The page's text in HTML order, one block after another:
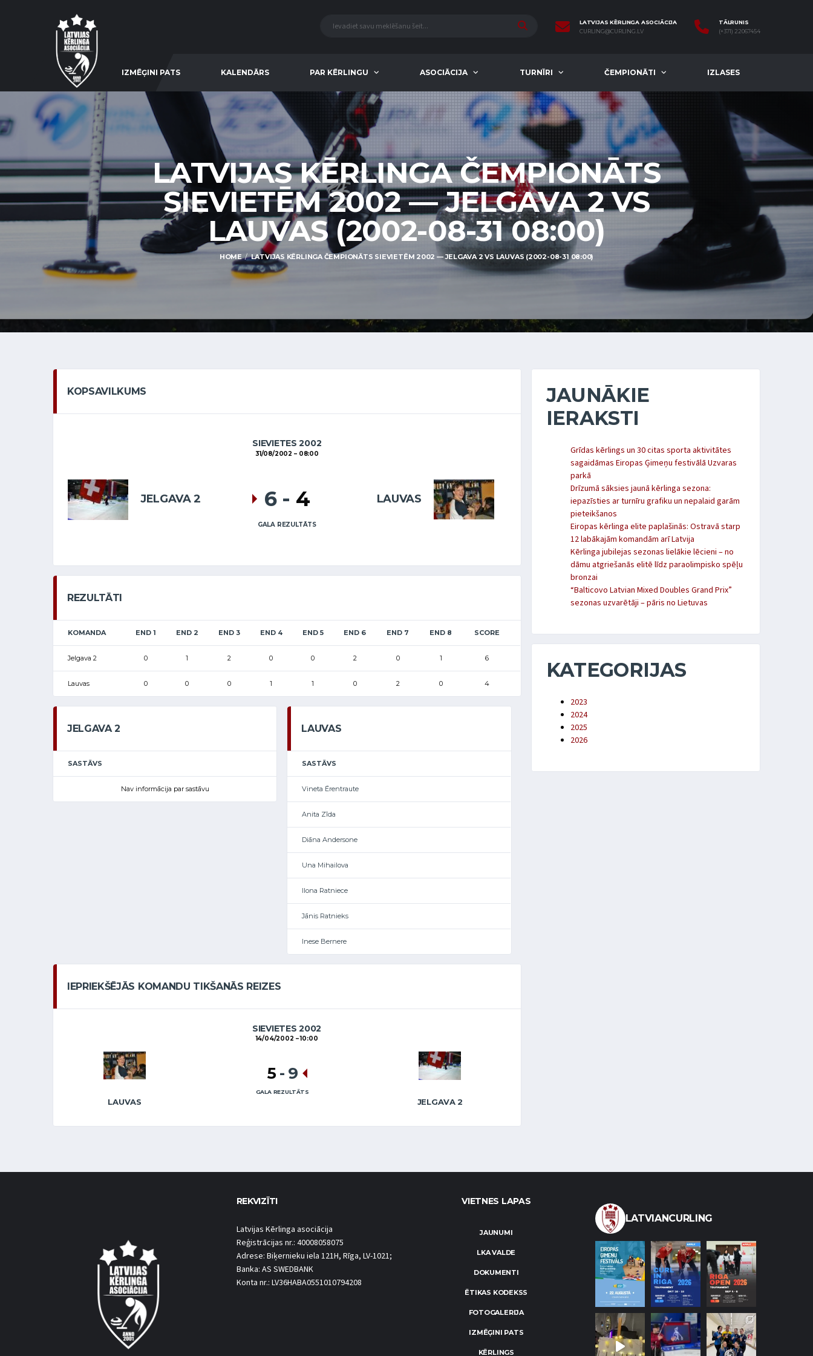
LATVIJAS KĒRLINGA ASOCIĀCIJA
CURLING@CURLING.LV
TĀLRUNIS
(+371) 22067454
IZMĒĢINI PATS KALENDĀRS PAR KĒRLINGU ASOCIĀCIJA TURNĪRI ČEMPIONĀTI IZLASES
LATVIJAS KĒRLINGA ČEMPIONĀTS
SIEVIETĒM 2002 — JELGAVA 2 VS
LAUVAS (2002-08-31 08:00)
HOME LATVIJAS KĒRLINGA ČEMPIONĀTS SIEVIETĒM 2002 — JELGAVA 2 VS LAUVAS (2002-08-31 08:00)
KOPSAVILKUMS
SIEVIETES 2002
31/08/2002 08:00
JELGAVA 2 LAUVAS
6 - 4
GALA REZULTĀTS
REZULTĀTI
KOMANDA END 1 END 2 END 3 END 4 END 5 END 6 END 7 END 8 SCORE
Jelgava 2 0 1 2 0 0 2 0 1 6
Lauvas 0 0 0 1 1 0 2 0 4
JELGAVA 2
SASTĀVS
Nav informācija par sastāvu
LAUVAS
SASTĀVS
Vineta Ērentraute
Anita Zīda
Diāna Andersone
Una Mihailova
Ilona Ratniece
Jānis Ratnieks
Inese Bernere
IEPRIEKŠĒJĀS KOMANDU TIKŠANĀS REIZES
SIEVIETES 2002
14/04/2002 10:00
LAUVAS JELGAVA 2
5 - 9
GALA REZULTĀTS
JAUNĀKIE
IERAKSTI
Grīdas kērlings un 30 citas sporta aktivitātes
sagaidāmas Eiropas Ģimeņu festivālā Uzvaras
parkā
Drīzumā sāksies jaunā kērlinga sezona:
iepazīsties ar turnīru grafiku un nepalaid garām
pieteikšanos
Eiropas kērlinga elite paplašinās: Ostravā starp
12 labākajām komandām arī Latvija
Kērlinga jubilejas sezonas lielākie lēcieni – no
dāmu atgriešanās elitē līdz paraolimpisko spēļu
bronzai
“Balticovo Latvian Mixed Doubles Grand Prix”
sezonas uzvarētāji – pāris no Lietuvas
KATEGORIJAS
2023
2024
2025
2026
REKVIZĪTI
Latvijas Kērlinga asociācija
Reģistrācijas nr.: 40008058075
Adrese: Biķernieku iela 121H, Rīga, LV-1021;
Banka: AS SWEDBANK
Konta nr.: LV36HABA0551010794208
VIETNES LAPAS
JAUNUMI
LKA VALDE
DOKUMENTI
ĒTIKAS KODEKSS
FOTOGALERIJA
IZMĒĢINI PATS
KĒRLINGS
LATVIANCURLING